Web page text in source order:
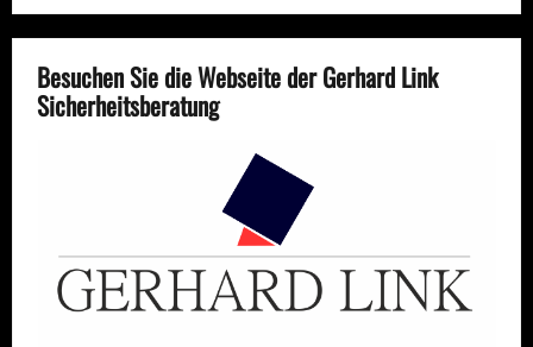
Besuchen Sie die Webseite der Gerhard Link
Sicherheitsberatung